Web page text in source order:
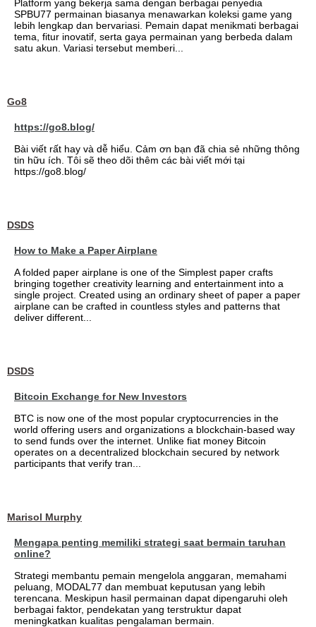
Platform yang bekerja sama dengan berbagai penyedia
SPBU77 permainan biasanya menawarkan koleksi game yang
lebih lengkap dan bervariasi. Pemain dapat menikmati berbagai
tema, fitur inovatif, serta gaya permainan yang berbeda dalam
satu akun. Variasi tersebut memberi...
Go8
https://go8.blog/
Bài viết rất hay và dễ hiểu. Cảm ơn bạn đã chia sẻ những thông
tin hữu ích. Tôi sẽ theo dõi thêm các bài viết mới tại
https://go8.blog/
DSDS
How to Make a Paper Airplane
A folded paper airplane is one of the Simplest paper crafts
bringing together creativity learning and entertainment into a
single project. Created using an ordinary sheet of paper a paper
airplane can be crafted in countless styles and patterns that
deliver different...
DSDS
Bitcoin Exchange for New Investors
BTC is now one of the most popular cryptocurrencies in the
world offering users and organizations a blockchain-based way
to send funds over the internet. Unlike fiat money Bitcoin
operates on a decentralized blockchain secured by network
participants that verify tran...
Marisol Murphy
Mengapa penting memiliki strategi saat bermain taruhan
online?
Strategi membantu pemain mengelola anggaran, memahami
peluang, MODAL77 dan membuat keputusan yang lebih
terencana. Meskipun hasil permainan dapat dipengaruhi oleh
berbagai faktor, pendekatan yang terstruktur dapat
meningkatkan kualitas pengalaman bermain.